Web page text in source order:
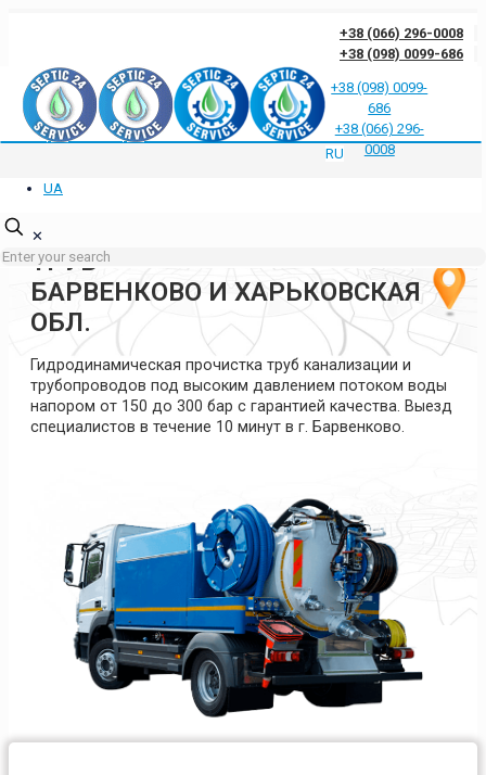
+38 (066) 296-0008
+38 (098) 0099-686
Отзывы клиентов о нас Ответы на частые вопросы Блог
Контакты
Политика конфиденциальности
+38 (098) 0099-
686
+38 (066) 296-
0008
RU
UA
✕
ГИДРОДИНАМИЧЕСКАЯ
ПРОЧИСТКА КАНАЛИЗАЦИИ И
ТРУБ
БАРВЕНКОВО И ХАРЬКОВСКАЯ
ОБЛ.
Гидродинамическая прочистка труб канализации и
трубопроводов под высоким давлением потоком воды
напором от 150 до 300 бар с гарантией качества. Выезд
специалистов в течение 10 минут в г. Барвенково.